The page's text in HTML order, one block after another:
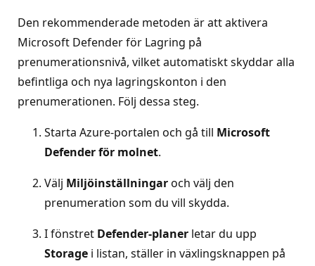
Den rekommenderade metoden är att aktivera
Microsoft Defender för Lagring på
prenumerationsnivå, vilket automatiskt skyddar alla
befintliga och nya lagringskonton i den
prenumerationen. Följ dessa steg.
Starta Azure-portalen och gå till Microsoft
Defender för molnet.
Välj Miljöinställningaroch välj den
prenumeration som du vill skydda.
I fönstret Defender-planer letar du upp
Storage i listan, ställer in växlingsknappen på